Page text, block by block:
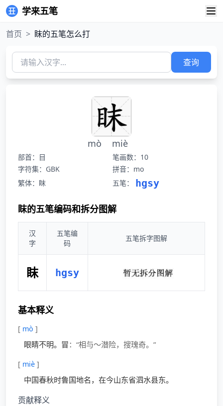
学来五笔
首页 > 眜的五笔怎么打
查询
mò miè
部首：目
笔画数：10
字符集：GBK
拼音：mo
繁体：眜
五笔： hgsy
眜的五笔编码和拆分图解
汉
字
五笔编
码
五笔拆字图解
眜 hgsy
基本释义
[ mò ]
眼睛不明。冒：“相与～潜险，搜瑰奇。”
[ miè ]
中国春秋时鲁国地名，在今山东省泗水县东。
贡献释义